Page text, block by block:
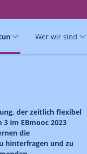
Wer wir sind
der zeitlich flexibel
im EBmooc 2023
die
hinterfragen und zu